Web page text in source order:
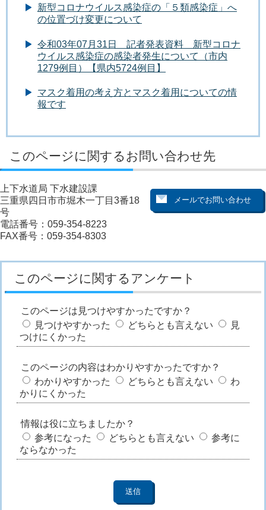
新型コロナウイルス感染症の「５類感染症」へ
の位置づけ変更について
令和03年07月31日 記者発表資料 新型コロナ
ウイルス感染症の感染者発生について（市内
1279例目）【県内5724例目】
マスク着用の考え方とマスク着用についての情
報です
このページに関するお問い合わせ先
上下水道局 下水建設課
三重県四日市市堀木一丁目3番18
号
電話番号：059-354-8223
FAX番号：059-354-8303
このページに関するアンケート
このページは見つけやすかったですか？
見つけやすかった
どちらとも言えない
見
つけにくかった
このページの内容はわかりやすかったですか？
わかりやすかった
どちらとも言えない
わ
かりにくかった
情報は役に立ちましたか？
参考になった
どちらとも言えない
参考に
ならなかった